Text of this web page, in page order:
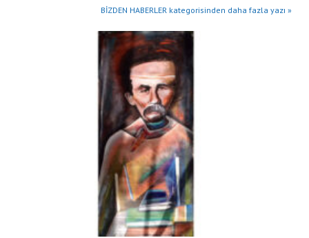
BİZDEN HABERLER kategorisinden daha fazla yazı »